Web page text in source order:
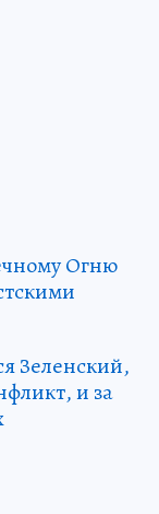
Огню
Зеленский,
и за